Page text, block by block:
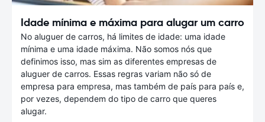
Idade mínima e máxima para alugar um carro
No aluguer de carros, há limites de idade: uma idade
mínima e uma idade máxima. Não somos nós que
definimos isso, mas sim as diferentes empresas de
aluguer de carros. Essas regras variam não só de
empresa para empresa, mas também de país para país e,
por vezes, dependem do tipo de carro que queres
alugar.